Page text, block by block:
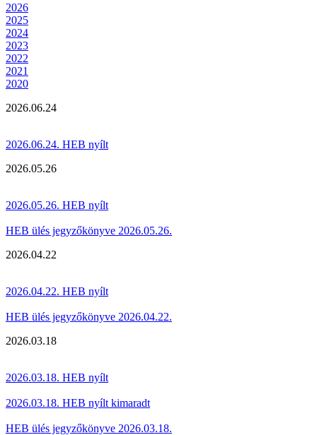
2026
2025
2024
2023
2022
2021
2020
2026.06.24
2026.06.24. HEB nyílt
2026.05.26
2026.05.26. HEB nyílt
HEB ülés jegyzőkönyve 2026.05.26.
2026.04.22
2026.04.22. HEB nyílt
HEB ülés jegyzőkönyve 2026.04.22.
2026.03.18
2026.03.18. HEB nyílt
2026.03.18. HEB nyílt kimaradt
HEB ülés jegyzőkönyve 2026.03.18.